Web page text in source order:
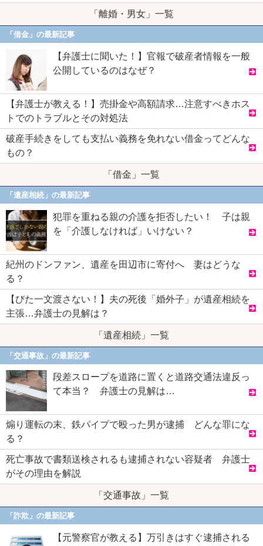
「離婚・男女」一覧
「借金」の最新記事
【弁護士に聞いた！】官報で破産者情報を一般
公開しているのはなぜ？
【弁護士が教える！】売掛金や高額請求…注意すべきホス
トでのトラブルとその対処法
破産手続きをしても支払い義務を免れない借金ってどんな
もの？
「借金」一覧
「遺産相続」の最新記事
犯罪を重ねる親の介護を拒否したい！ 子は親
を「介護しなければ」いけない？
紀州のドンファン、遺産を田辺市に寄付へ 妻はどうな
る？
【びた一文渡さない！】夫の死後「婚外子」が遺産相続を
主張…弁護士の見解は？
「遺産相続」一覧
「交通事故」の最新記事
段差スロープを道路に置くと道路交通法違反っ
て本当？ 弁護士の見解は…
煽り運転の末、鉄パイプで殴った男が逮捕 どんな罪にな
る？
死亡事故で書類送検されるも逮捕されない容疑者 弁護士
がその理由を解説
「交通事故」一覧
「詐欺」の最新記事
【元警察官が教える】万引きはすぐ逮捕される